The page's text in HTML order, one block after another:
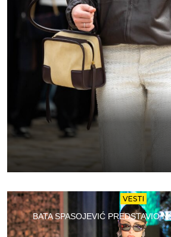
VESTI
BATA SPASOJEVIĆ PREDSTAVIO